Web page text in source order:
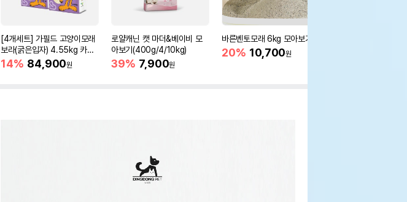
[4개세트] 가필드 고양이모래
보라(굵은입자) 4.55kg 카사
바모래
14% 84,900원
로얄캐닌 캣 마더&베이비 모
아보기(400g/4/10kg)
39% 7,900원
바른벤토모래 6kg 모아보기
20% 10,700원